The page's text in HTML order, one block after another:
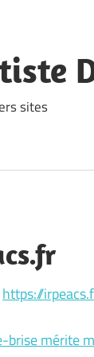
sites
https://
brise mérite